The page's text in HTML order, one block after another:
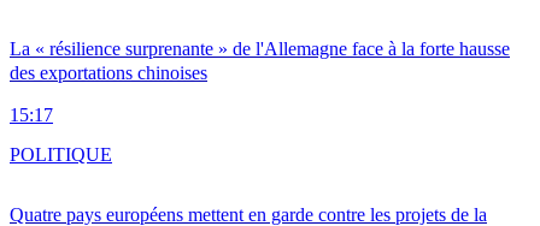
La « résilience surprenante » de l'Allemagne face à la forte hausse
des exportations chinoises
15:17
Quatre pays européens mettent en garde contre les projets de la
POLITIQUE